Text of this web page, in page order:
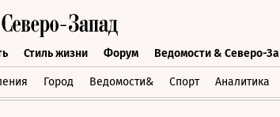
Стиль жизни Форум Ведомости & Северо-
Город Ведомости& Спорт Аналитика
Стиль жизни Форум Ведомости &